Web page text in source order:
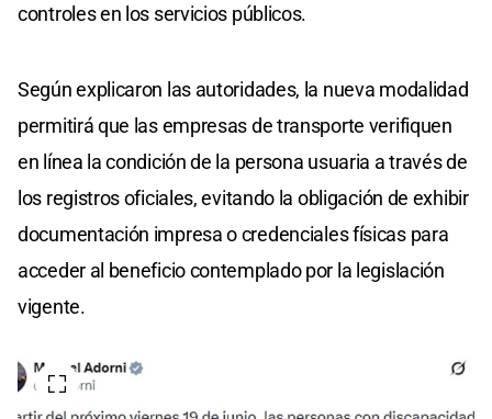
controles en los servicios públicos.
Según explicaron las autoridades, la nueva modalidad
permitirá que las empresas de transporte verifiquen
en línea la condición de la persona usuaria a través de
los registros oficiales, evitando la obligación de exhibir
documentación impresa o credenciales físicas para
acceder al beneficio contemplado por la legislación
vigente.